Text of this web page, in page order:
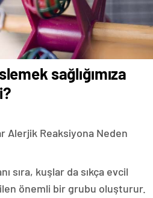
sağlığımıza
Alerjik Reaksiyona Neden
sıra, kuşlar da sıkça evcil
önemli bir grubu oluşturur.